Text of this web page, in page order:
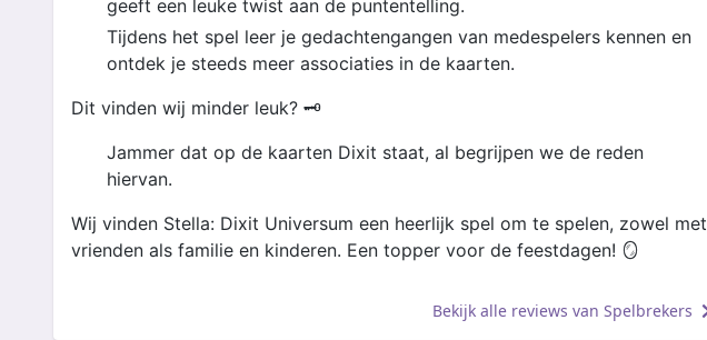
geeft een leuke twist aan de puntentelling.
Tijdens het spel leer je gedachtengangen van medespelers kennen en
ontdek je steeds meer associaties in de kaarten.
Dit vinden wij minder leuk? 🗝️
Jammer dat op de kaarten Dixit staat, al begrijpen we de reden
hiervan.
Wij vinden Stella: Dixit Universum een heerlijk spel om te spelen, zowel met
vrienden als familie en kinderen. Een topper voor de feestdagen! 🪞
Bekijk alle reviews van Spelbrekers